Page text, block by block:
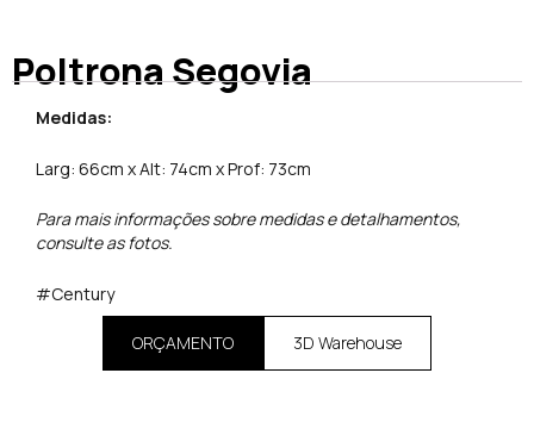
Poltrona Segovia
Medidas:
Larg: 66cm x Alt: 74cm x Prof: 73cm
Para mais informações sobre medidas e detalhamentos,
consulte as fotos.
#Century
ORÇAMENTO 3D Warehouse